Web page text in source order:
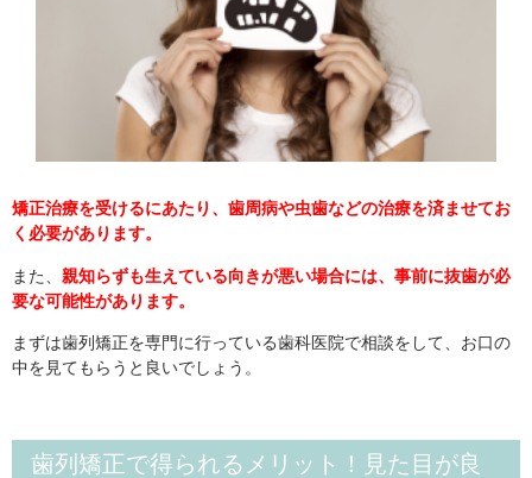
矯正治療を受けるにあたり、歯周病や虫歯などの治療を済ませてお
く必要があります。
また、 親知らずも生えている向きが悪い場合には、事前に抜歯が必
要な可能性があります。
まずは歯列矯正を専門に行っている歯科医院で相談をして、お口の
中を見てもらうと良いでしょう。
歯列矯正で得られるメリット！見た目が良